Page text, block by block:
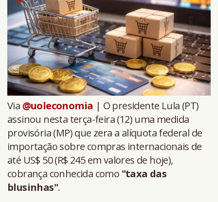
Via @uoleconomia | O presidente Lula (PT)
assinou nesta terça-feira (12) uma medida
provisória (MP) que zera a alíquota federal de
importação sobre compras internacionais de
até US$ 50 (R$ 245 em valores de hoje),
cobrança conhecida como "taxa das
blusinhas".